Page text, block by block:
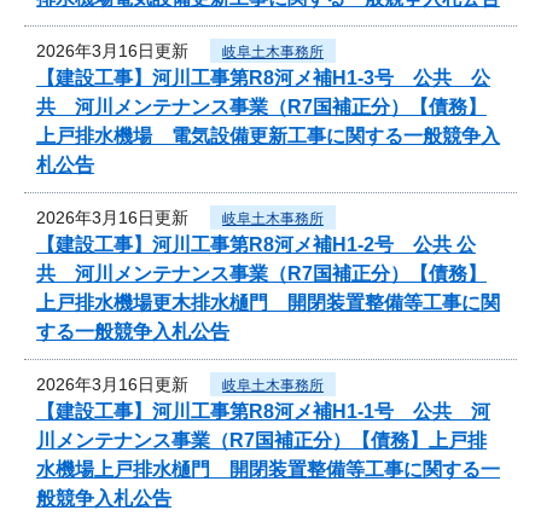
2026年3月16日更新 岐阜土木事務所
【建設工事】河川工事第R8河メ補H1-3号 公共 公
共 河川メンテナンス事業（R7国補正分）【債務】
上戸排水機場 電気設備更新工事に関する一般競争入
札公告
2026年3月16日更新 岐阜土木事務所
【建設工事】河川工事第R8河メ補H1-2号 公共 公
共 河川メンテナンス事業（R7国補正分）【債務】
上戸排水機場更木排水樋門 開閉装置整備等工事に関
する一般競争入札公告
2026年3月16日更新 岐阜土木事務所
【建設工事】河川工事第R8河メ補H1-1号 公共 河
川メンテナンス事業（R7国補正分）【債務】上戸排
水機場上戸排水樋門 開閉装置整備等工事に関する一
般競争入札公告